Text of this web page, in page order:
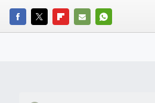
FACEBOOK
TWITTERFLIPBOARD
E-
WHATSAPP